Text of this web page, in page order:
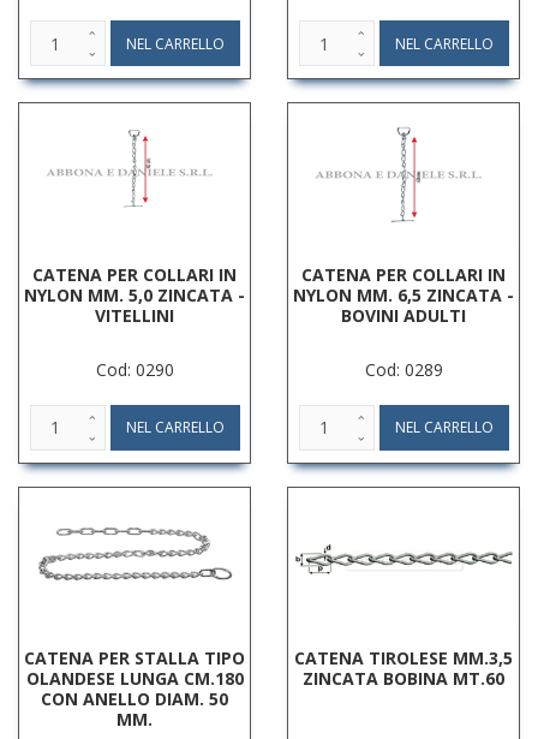
CATENA PER COLLARI IN
NYLON MM. 5,0 ZINCATA -
VITELLINI
Cod: 0290
CATENA PER COLLARI IN
NYLON MM. 6,5 ZINCATA -
BOVINI ADULTI
Cod: 0289
CATENA PER STALLA TIPO
OLANDESE LUNGA CM.180
CON ANELLO DIAM. 50
MM.
CATENA TIROLESE MM.3,5
ZINCATA BOBINA MT.60